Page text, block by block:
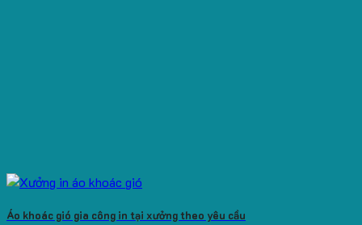
Áo khoác gió gia công in tại xưởng theo yêu cầu